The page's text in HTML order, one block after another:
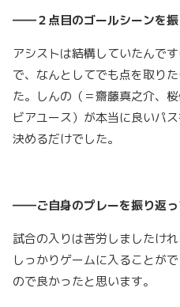
――２点目のゴールシーンを振
アシストは結構していたんで
で、なんとしてでも点を取り
た。しんの（＝齋藤真之介、
ビアユース）が本当に良いパ
決めるだけでした。
――ご自身のプレーを振り返っ
試合の入りは苦労しましたけ
しっかりゲームに入ることが
ので良かったと思います。